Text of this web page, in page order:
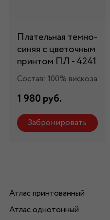
Плательная темно-
синяя с цветочным
принтом ПЛ - 4241
Состав: 100% вискоза
1 980 руб.
Забронировать
Атлас принтованный
Атлас однотонный